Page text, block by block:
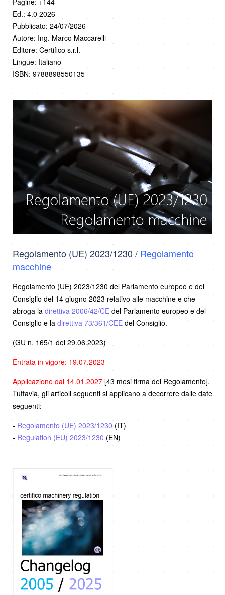
Ed.: 4.0 2026
Pubblicato: 24/07/2026
Autore: Ing. Marco Maccarelli
Editore: Certifico s.r.l.
Lingue: Italiano
ISBN: 9788898550135
Regolamento (UE) 2023/1230 / Regolamento
macchine
Regolamento (UE) 2023/1230 del Parlamento europeo e del
Consiglio del 14 giugno 2023 relativo alle macchine e che
abroga la direttiva 2006/42/CE del Parlamento europeo e del
Consiglio e la direttiva 73/361/CEE del Consiglio.
(GU n. 165/1 del 29.06.2023)
Entrata in vigore: 19.07.2023
Applicazione dal 14.01.2027 [43 mesi firma del Regolamento].
Tuttavia, gli articoli seguenti si applicano a decorrere dalle date
seguenti:
- Regolamento (UE) 2023/1230 (IT)
- Regulation (EU) 2023/1230 (EN)